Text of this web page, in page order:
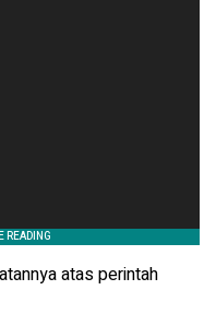
atas perintah